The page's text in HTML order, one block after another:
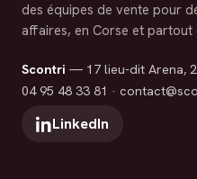
des équipes de vente pour
affaires, en Corse et partout
Scontri — 17 lieu-dit Arena,
04 95 48 33 81 ·
LinkedIn